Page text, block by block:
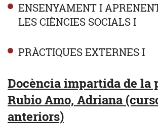
ENSENYAMENT I
LES CIÈNCIES SOCIALS I
PRÀCTIQUES EXTERNES I
Docència impartida de la
Rubio Amo, Adriana
anteriors)